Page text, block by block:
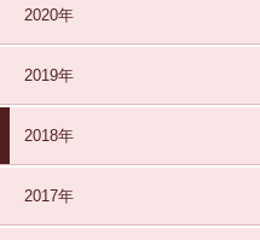
2020年
2019年
2018年
2017年